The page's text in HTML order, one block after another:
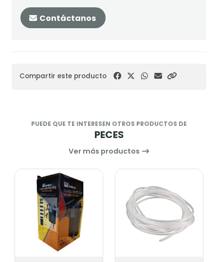
Contáctanos
Compartir este producto
PUEDE QUE TE INTERESEN OTROS PRODUCTOS DE
PECES
Ver más productos